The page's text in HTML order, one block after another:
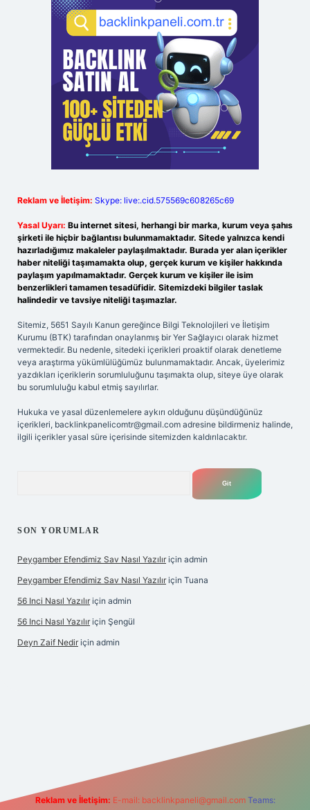
Reklam ve İletişim: Skype: live:.cid.575569c608265c69
Yasal Uyarı: Bu internet sitesi, herhangi bir marka, kurum veya şahıs
şirketi ile hiçbir bağlantısı bulunmamaktadır. Sitede yalnızca kendi
hazırladığımız makaleler paylaşılmaktadır. Burada yer alan içerikler
haber niteliği taşımamakta olup, gerçek kurum ve kişiler hakkında
paylaşım yapılmamaktadır. Gerçek kurum ve kişiler ile isim
benzerlikleri tamamen tesadüfidir. Sitemizdeki bilgiler taslak
halindedir ve tavsiye niteliği taşımazlar.
Sitemiz, 5651 Sayılı Kanun gereğince Bilgi Teknolojileri ve İletişim
Kurumu (BTK) tarafından onaylanmış bir Yer Sağlayıcı olarak hizmet
vermektedir. Bu nedenle, sitedeki içerikleri proaktif olarak denetleme
veya araştırma yükümlülüğümüz bulunmamaktadır. Ancak, üyelerimiz
yazdıkları içeriklerin sorumluluğunu taşımakta olup, siteye üye olarak
bu sorumluluğu kabul etmiş sayılırlar.
Hukuka ve yasal düzenlemelere aykırı olduğunu düşündüğünüz
içerikleri, backlinkpanelicomtr@gmail.com adresine bildirmeniz halinde,
ilgili içerikler yasal süre içerisinde sitemizden kaldırılacaktır.
SON YORUMLAR
Peygamber Efendimiz Sav Nasıl Yazılır için admin
Peygamber Efendimiz Sav Nasıl Yazılır için Tuana
56 Inci Nasıl Yazılır için admin
56 Inci Nasıl Yazılır için Şengül
Deyn Zaif Nedir için admin
Reklam ve İletişim: E-mail: backlinkpaneli@gmail.com Teams: